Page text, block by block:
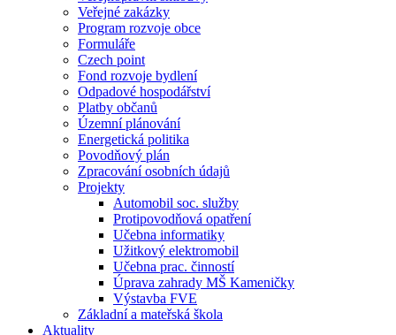
Veřejné zakázky
Program rozvoje obce
Formuláře
Czech point
Fond rozvoje bydlení
Odpadové hospodářství
Platby občanů
Územní plánování
Energetická politika
Povodňový plán
Zpracování osobních údajů
Projekty
Automobil soc. služby
Protipovodňová opatření
Učebna informatiky
Užitkový elektromobil
Učebna prac. činností
Úprava zahrady MŠ Kameničky
Výstavba FVE
Základní a mateřská škola
Aktuality